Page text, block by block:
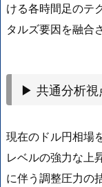
ける各時間足のテ
タルズ要因を融合
▶ 共通分析視
現在のドル円相場
レベルの強力な上
に伴う調整圧力の